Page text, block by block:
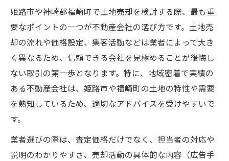
姫路市や神崎郡福崎町で土地売却を検討する際、最も重
要なポイントの一つが不動産会社の選び方です。土地売
却の流れや価格設定、集客活動などは業者によって大き
く異なるため、信頼できる会社を見極めることが後悔し
ない取引の第一歩となります。特に、地域密着で実績の
ある不動産会社は、姫路市や福崎町の土地の特性や需要
を熟知しているため、適切なアドバイスを受けやすいで
す。
業者選びの際は、査定価格だけでなく、担当者の対応や
説明のわかりやすさ、売却活動の具体的な内容（広告手